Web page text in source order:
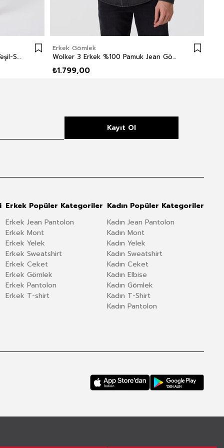
Citymap Erkek Dokuma Gömlek Yeşil-Sarı Çizgili
Erkek Gömlek
Wolker 3 Erkek %100 Pamuk Jean Gömlek
₺1.799,00
Kayıt Ol
Erkek Popüler Kategoriler
Erkek Jean Pantolon
Erkek Mont
Erkek Yelek
Erkek Sweatshirt
Erkek Ceket
Erkek Gömlek
Erkek Pantolon
Erkek T-shirt
Kadın Popüler Kategoriler
Kadın Jean Pantolon
Kadın Mont
Kadın Yelek
Kadın Sweatshirt
Kadın Ceket
Kadın Elbise
Kadın Gömlek
Kadın T-Shirt
Kadın Pantolon